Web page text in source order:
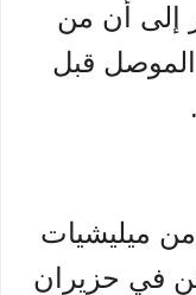
إلى أن من
قبل
ميليشيات
6 آب، ولكن في حزيران